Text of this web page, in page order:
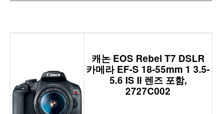
캐논 EOS Rebel T7 DSLR
카메라 EF-S 18-55mm 1 3.5-
5.6 IS II 렌즈 포함,
2727C002